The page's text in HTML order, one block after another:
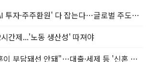
SK하이닉스, 'AI 투자·주주환원' 다 잡는다…글로벌 주도권 굳히기
간제...'노동 생산성' 따져야
이 대통령 "결혼이 부담돼선 안돼"…대출·세제 등 '신혼 걸림돌' 제거